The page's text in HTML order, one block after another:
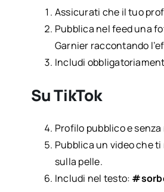
Assicurati che il tuo
Pubblica nel feed una
Garnier raccontando
Includi
Su TikTok
Profilo pubblico e
Pubblica un video che
sulla pelle.
Includi nel testo: